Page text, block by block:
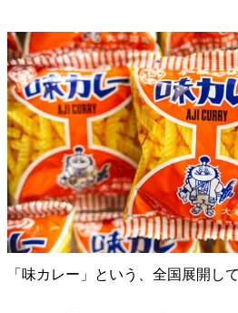
「味カレー」という、全国展開し